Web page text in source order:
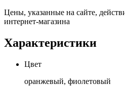
Цены, указанные на сайте,
интернет-магазина
Характеристики
Цвет
оранжевый, фиолетовый